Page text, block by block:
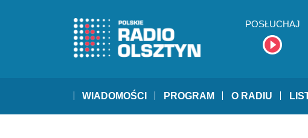
POSŁUCHAJ
WIADOMOŚCI PROGRAM O RADIU